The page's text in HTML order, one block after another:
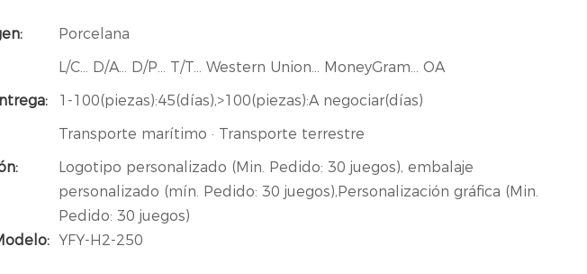
Porcelana
L/C... D/A... D/P... T/T... Western Union... MoneyGram... OA
1-100(piezas):45(días),>100(piezas):A negociar(días)
Transporte marítimo · Transporte terrestre
Logotipo personalizado (Min. Pedido: 30 juegos), embalaje
personalizado (mín. Pedido: 30 juegos),Personalización gráfica (Min.
Pedido: 30 juegos)
YFY-H2-250